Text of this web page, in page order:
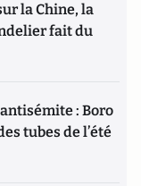
la Chine, la
fait du
: Boro
tubes de l’été